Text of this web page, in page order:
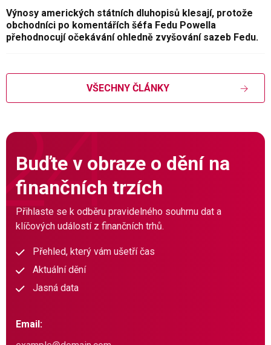
Výnosy amerických státních dluhopisů klesají, protože
obchodníci po komentářích šéfa Fedu Powella
přehodnocují očekávání ohledně zvyšování sazeb Fedu.
VŠECHNY ČLÁNKY
Buďte v obraze o dění na
finančních trzích
Přihlaste se k odběru pravidelného souhrnu dat a
klíčových událostí z finančních trhů.
Přehled, který vám ušetří čas
Aktuální dění
Jasná data
Email: